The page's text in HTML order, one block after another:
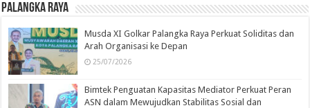
Palangka Raya
Musda XI Golkar Palangka Raya Perkuat Soliditas dan
Arah Organisasi ke Depan
25/07/2026
Bimtek Penguatan Kapasitas Mediator Perkuat Peran
ASN dalam Mewujudkan Stabilitas Sosial dan